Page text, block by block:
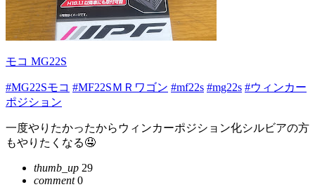
モコ MG22S
#MG22Sモコ #MF22SＭＲワゴン #mf22s #mg22s #ウィンカー
ポジション
一度やりたかったからウィンカーポジション化シルビアの方
もやりたくなる🤤
thumb_up 29
comment0